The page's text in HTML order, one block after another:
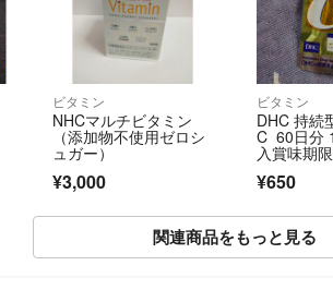
ビタミン
NHCマルチビタミン
（添加物不使用ゼロシ
ュガー）
¥3,000
ビタミン
DHC 持続
C 60日分
入賞味期
¥650
関連商品をもっと見る